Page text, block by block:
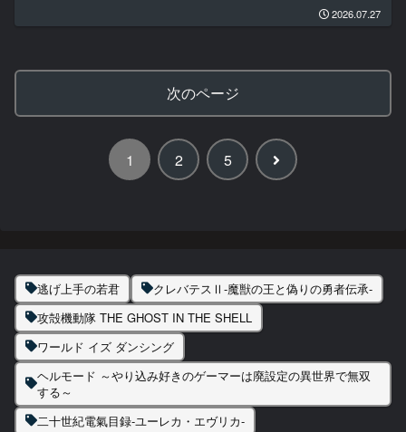
2026.07.27
次のページ
1 2 5
次
逃げ上手の若君
クレバテスⅡ-魔獣の王と偽りの勇者伝承-
攻殻機動隊 THE GHOST IN THE SHELL
ワールド イズ ダンシング
ヘルモード ～やり込み好きのゲーマーは廃設定の異世界で無双
する～
二十世紀電氣目録-ユーレカ・エヴリカ-